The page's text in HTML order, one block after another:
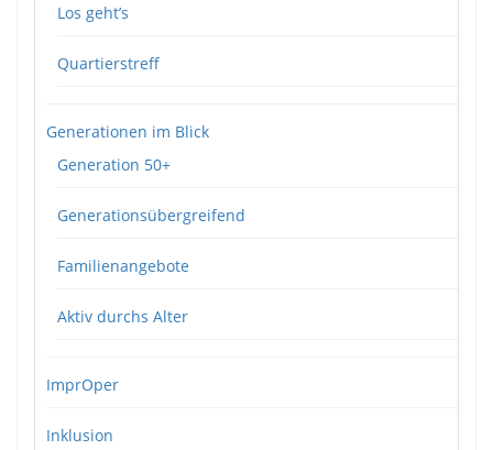
Los geht’s
Quartierstreff
Generationen im Blick
Generation 50+
Generationsübergreifend
Familienangebote
Aktiv durchs Alter
ImprOper
Inklusion